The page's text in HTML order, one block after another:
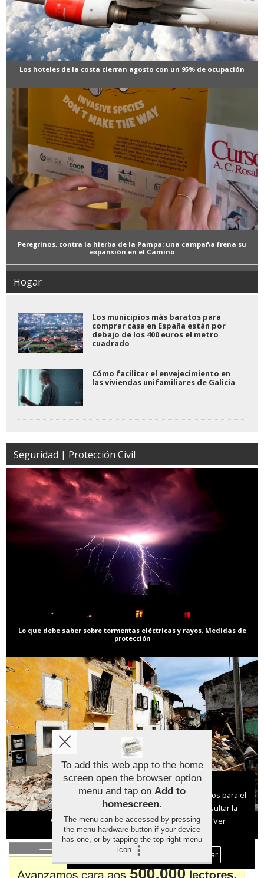
Los hoteles de la costa cierran agosto con un 95% de ocupación
Peregrinos, contra la hierba de la Pampa: una campaña frena su
expansión en el Camino
Hogar
Los municipios más baratos para
comprar casa en España están por
debajo de los 400 euros el metro
cuadrado
Cómo facilitar el envejecimiento en
las viviendas unifamiliares de Galicia
Seguridad | Protección Civil
Lo que debe saber sobre tormentas eléctricas y rayos. Medidas de
protección
Cómo mantenerse a salvo en caso de terremoto
Aviso sobre el Uso de cookies:
Utilizamos cookies nuestras y de terceros para el
funcionamiento del digital. Puedes consultar la
lista de cookies y como desconectarlas.
Ver
nuestra Política de Privacidad y Cookies
Aceptar Cookies
Personalizar
To add this web app to the home
screen open the browser option
menu and tap on Add to
homescreen.
The menu can be accessed by pressing
the menu hardware button if your device
has one, or by tapping the top right menu
icon
.